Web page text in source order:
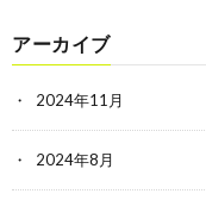
アーカイブ
2024年11月
2024年8月